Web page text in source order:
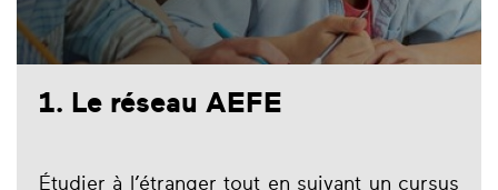
1. Le réseau AEFE
Étudier à l’étranger tout en suivant un cursus